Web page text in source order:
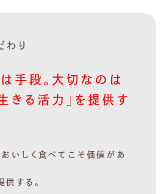
わり
手段。大切なのは
生きる活力」を提供す
おいしく食べてこそ価値があ
する。